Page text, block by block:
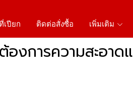
เปียก ติดต่อสั่งซื้อ เพิ่มเติม
งการความสะอาด